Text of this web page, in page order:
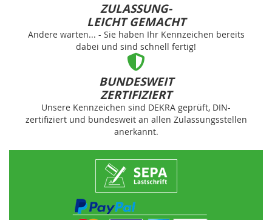
ZULASSUNG-
LEICHT GEMACHT
Andere warten... - Sie haben Ihr Kennzeichen bereits
dabei und sind schnell fertig!
BUNDESWEIT
ZERTIFIZIERT
Unsere Kennzeichen sind DEKRA geprüft, DIN-
zertifiziert und bundesweit an allen Zulassungsstellen
anerkannt.